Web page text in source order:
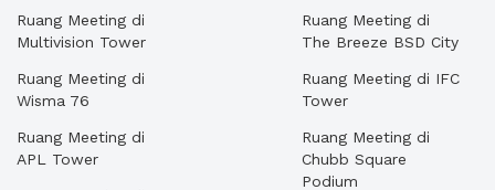
Ruang Meeting di
Multivision Tower
Ruang Meeting di
Wisma 76
Ruang Meeting di
APL Tower
Ruang Meeting di
The Breeze BSD City
Ruang Meeting di IFC
Tower
Ruang Meeting di
Chubb Square
Podium